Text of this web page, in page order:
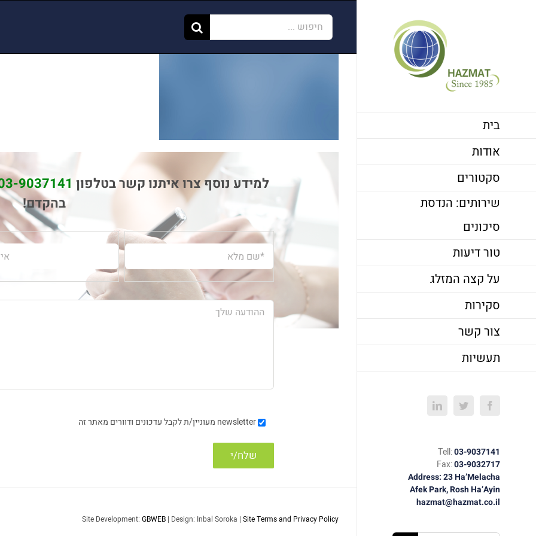
בית
אודות
סקטורים
שירותים: הנדסת
סיכונים
טור דיעות
על קצה המזלג
סקירות
צור קשר
תעשיות
Facebook
Twitter
LinkedIn
Tell:03-9037141
Fax:03-9032717
Address: 23 Ha’Melacha
Afek Park, Rosh Ha’Ayin
hazmat@hazmat.co.il
חיפוש...
למידע נוסף צרו איתנו קשר בטלפון 9037141
בהקדם!
newsletter מעוניין/ת לקבל עדכונים ודוורים מאתר זה
Site Development: GBWEB | Design: Inbal Soroka | Site Terms and Privacy Policy